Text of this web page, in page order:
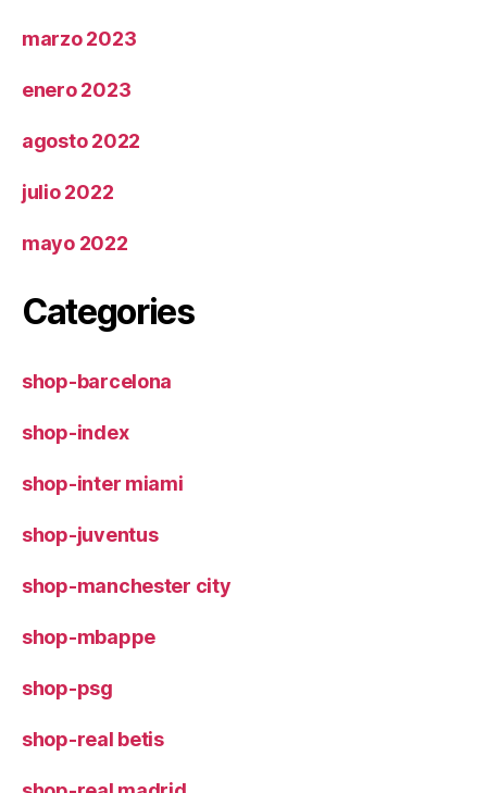
marzo 2023
enero 2023
agosto 2022
julio 2022
mayo 2022
Categories
shop-barcelona
shop-index
shop-inter miami
shop-juventus
shop-manchester city
shop-mbappe
shop-psg
shop-real betis